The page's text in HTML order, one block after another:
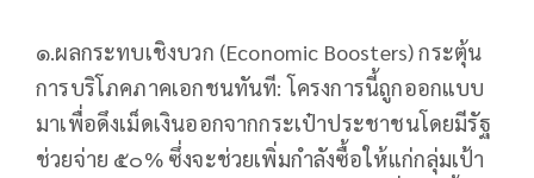
๑.ผลกระทบเชิงบวก (Economic Boosters) กระตุ้น
การบริโภคภาคเอกชนทันที: โครงการนี้ถูกออกแบบ
มาเพื่อดึงเม็ดเงินออกจากกระเป๋าประชาชนโดยมีรัฐ
ช่วยจ่าย ๕๐% ซึ่งจะช่วยเพิ่มกำลังซื้อให้แก่กลุ่มเป้า